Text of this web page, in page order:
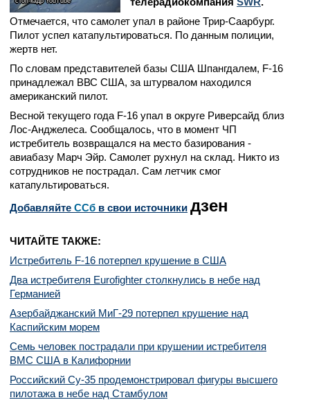
Отмечается, что самолет упал в районе Трир-Саарбург.
Пилот успел катапультироваться. По данным полиции,
жертв нет.
По словам представителей базы США Шпангдалем, F-16
принадлежал ВВС США, за штурвалом находился
американский пилот.
Весной текущего года F-16 упал в округе Риверсайд близ
Лос-Анджелеса. Сообщалось, что в момент ЧП
истребитель возвращался на место базирования -
авиабазу Марч Эйр. Самолет рухнул на склад. Никто из
сотрудников не пострадал. Сам летчик смог
катапультироваться.
Добавляйте CСб в свои источники дзен
ЧИТАЙТЕ ТАКЖЕ:
Истребитель F-16 потерпел крушение в США
Два истребителя Eurofighter столкнулись в небе над
Германией
Азербайджанский МиГ-29 потерпел крушение над
Каспийским морем
Семь человек пострадали при крушении истребителя
ВМС США в Калифорнии
Российский Су-35 продемонстрировал фигуры высшего
пилотажа в небе над Стамбулом